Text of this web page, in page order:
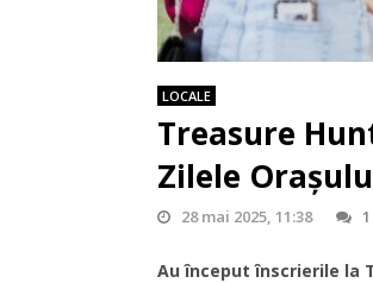
LOCALE
Treasure
Zilele
28 mai 2025, 11:38
Au început înscrierile la